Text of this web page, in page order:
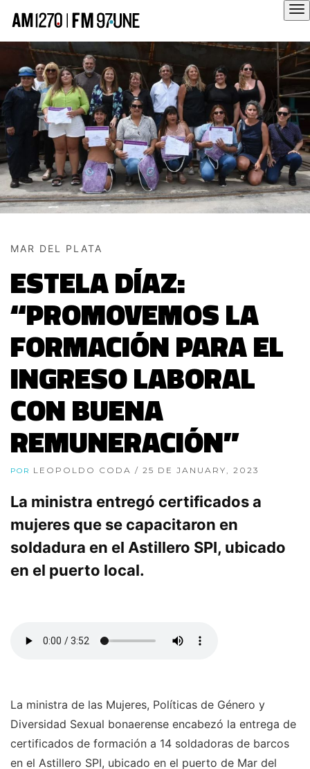
MAR DEL PLATA
ESTELA DÍAZ:
“PROMOVEMOS LA
FORMACIÓN PARA EL
INGRESO LABORAL
CON BUENA
REMUNERACIÓN”
POR LEOPOLDO CODA / 25 DE JANUARY, 2023
La ministra entregó certificados a
mujeres que se capacitaron en
soldadura en el Astillero SPI, ubicado
en el puerto local.
La ministra de las Mujeres, Políticas de Género y
Diversidad Sexual bonaerense encabezó la entrega de
certificados de formación a 14 soldadoras de barcos
en el Astillero SPI, ubicado en el puerto de Mar del